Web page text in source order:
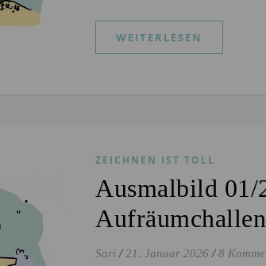
WEITERLESEN
ZEICHNEN IST TOLL
Ausmalbild 01/
Sari / 21. Januar 2026 / 8